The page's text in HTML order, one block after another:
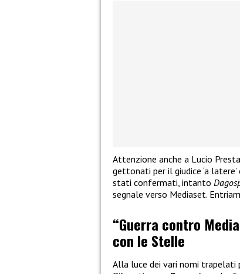
Attenzione anche a Lucio
gettonati per il giudice ‘a
stati confermati, intanto
segnale verso Mediaset.
“Guerra contro
con le Stelle
Alla luce dei vari nomi trapelati